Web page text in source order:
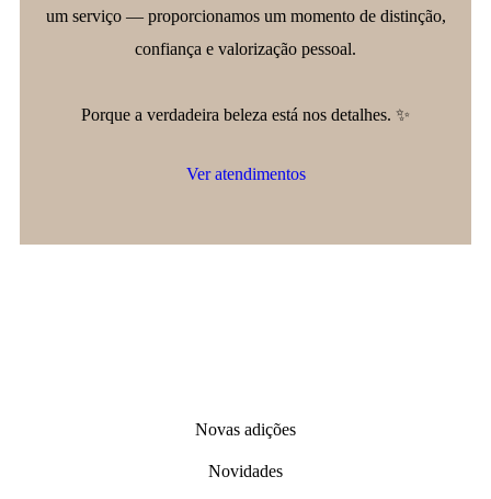
um serviço — proporcionamos um momento de distinção,
confiança e valorização pessoal.
Porque a verdadeira beleza está nos detalhes. ✨
Ver atendimentos
Novas adições
Novidades